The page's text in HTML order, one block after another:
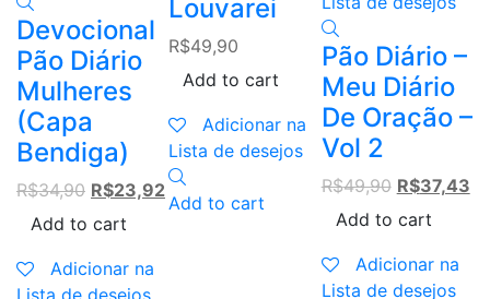
Devocional
Pão Diário
Mulheres
(Capa
Bendiga)
R$34,90 Original
price
R$34,90.
R$23,92Current
price
Add to cart
Adicionar na
Louvarei
R$49,90
Add to cart
Adicionar na
Lista de desejos
Add to cart
Pão Diário –
Meu Diário
De Oração –
Vol 2
R$49,90 Original
price
R$49,90.
R$37,43
Add to cart
Adicionar na
Lista de desejos